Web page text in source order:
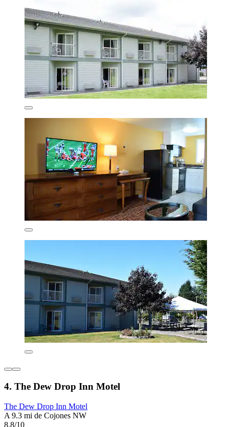
4. The Dew Drop Inn Motel
The Dew Drop Inn Motel
A 9.3 mi de Cojones NW
8.8/10